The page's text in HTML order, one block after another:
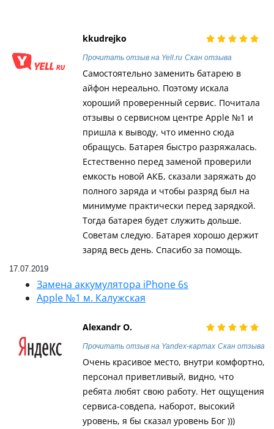
kkudrejko
Прочитать отзыв на Yell.ru Скан отзыва
Самостоятельно заменить батарею в
айфон нереально. Поэтому искала
хороший проверенный сервис. Почитала
отзывы о сервисном центре Apple №1 и
пришла к выводу, что именно сюда
обращусь. Батарея быстро разряжалась.
Естественно перед заменой проверили
емкость новой АКБ, сказали заряжать до
полного заряда и чтобы разряд был на
минимуме практически перед зарядкой.
Тогда батарея будет служить дольше.
Советам следую. Батарея хорошо держит
заряд весь день. Спасибо за помощь.
17.07.2019
Замена аккумулятора iPhone 6s
Apple №1 м. Калужская
Alexandr O.
Прочитать отзыв на Yandex-картах Скан отзыва
Очень красивое место, внутри комфортно,
персонал приветливый, видно, что
ребята любят свою работу. Нет ощущения
сервиса-совдепа, наборот, высокий
уровень, я бы сказал уровень Бог )))